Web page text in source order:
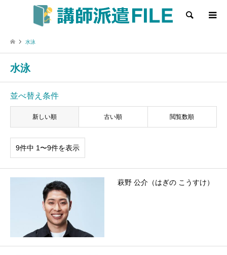
検索
水泳
水泳
並べ替え条件
新しい順 古い順 閲覧数順
9件中 1〜9件を表示
萩野 公介（はぎの こうすけ）